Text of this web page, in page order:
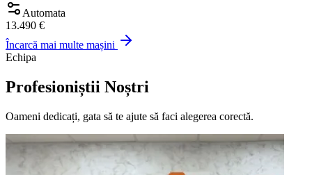
Automata
13.490 €
Încarcă mai multe mașini
Echipa
Profesioniștii Noștri
Oameni dedicați, gata să te ajute să faci alegerea corectă.